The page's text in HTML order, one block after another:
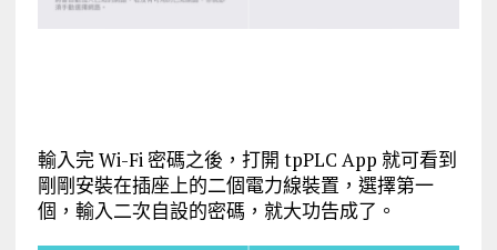
輸入完 Wi-Fi 密碼之後，打開 tpPLC App 就可看到
剛剛安裝在插座上的二個電力線裝置，選擇第一
個，輸入二次自設的密碼，就大功告成了。